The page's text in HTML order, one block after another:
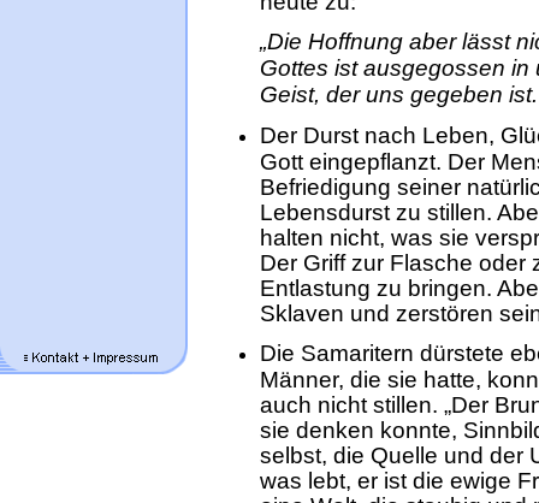
„Die Hoffnung aber lässt
Gottes ist ausgegossen
Geist, der uns gegeben
Der Durst nach Leben,
Gott eingepflanzt. Der
Befriedigung seiner
Lebensdurst zu stillen.
halten nicht, was sie
Der Griff zur Flasche oder
Entlastung zu bringen.
Sklaven und zerstören
Die Samaritern dürstete
Männer, die sie hatte,
auch nicht stillen. „Der
sie denken konnte,
selbst, die Quelle und der
was lebt, er ist die ewige